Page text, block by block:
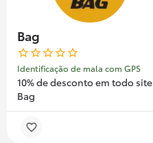
Bag
Identificação de mala com GPS
10% de desconto em todo site
Bag